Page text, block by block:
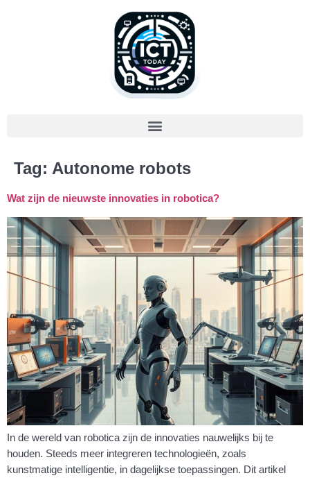
Tag: Autonome robots
Wat zijn de nieuwste innovaties in robotica?
In de wereld van robotica zijn de innovaties nauwelijks bij te
houden. Steeds meer integreren technologieën, zoals
kunstmatige intelligentie, in dagelijkse toepassingen. Dit artikel